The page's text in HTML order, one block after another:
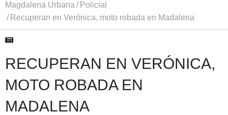
Magdalena Urbana
Policial
Recuperan en Verónica, moto robada en Madalena
RECUPERAN EN VERÓNICA,
MOTO ROBADA EN
MADALENA